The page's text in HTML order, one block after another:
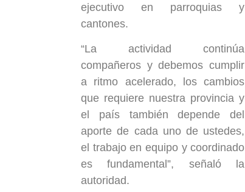
ejecutivo en parroquias y
cantones.
“La actividad continúa
compañeros y debemos cumplir
a ritmo acelerado, los cambios
que requiere nuestra provincia y
el país también depende del
aporte de cada uno de ustedes,
el trabajo en equipo y coordinado
es fundamental”, señaló la
autoridad.